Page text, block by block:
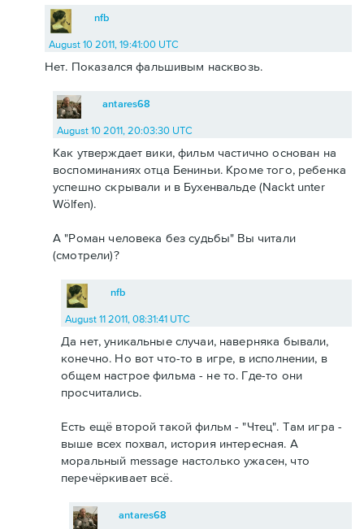
nfb
August 10 2011, 19:41:00 UTC
Нет. Показался фальшивым насквозь.
antares68
August 10 2011, 20:03:30 UTC
Как утверждает вики, фильм частично основан на
воспоминаниях отца Бениньи. Кроме того, ребенка
успешно скрывали и в Бухенвальде (Nackt unter
Wölfen).
А "Роман человека без судьбы" Вы читали
(смотрели)?
nfb
August 11 2011, 08:31:41 UTC
Да нет, уникальные случаи, наверняка бывали,
конечно. Но вот что-то в игре, в исполнении, в
общем настрое фильма - не то. Где-то они
просчитались.
Есть ещё второй такой фильм - "Чтец". Там игра -
выше всех похвал, история интересная. А
моральный message настолько ужасен, что
перечёркивает всё.
antares68